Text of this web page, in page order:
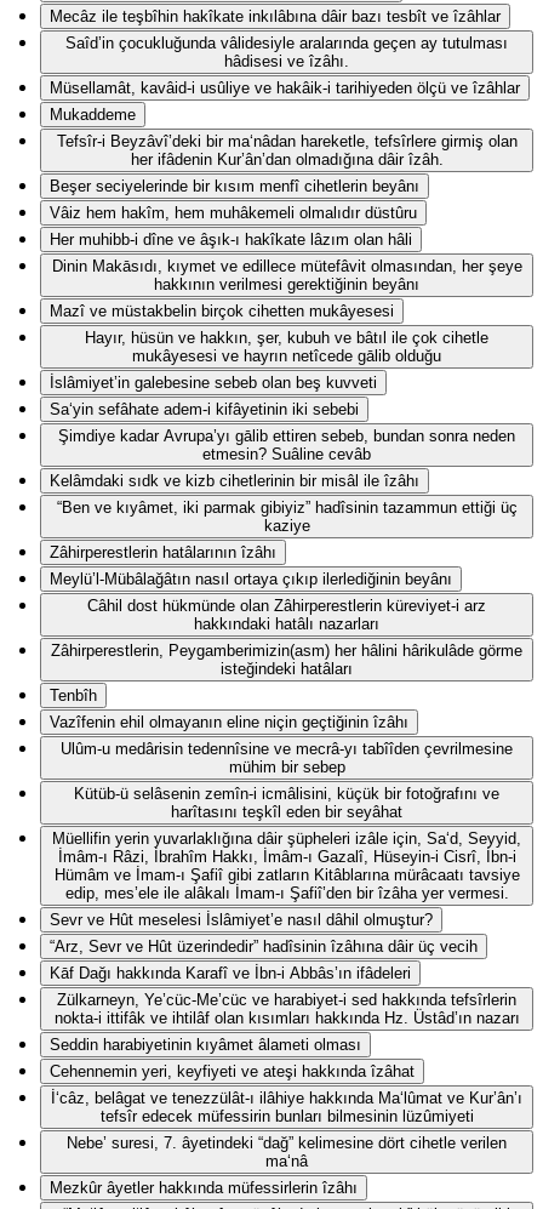
Mecâz ile teşbîhin hakîkate inkılâbına dâir bazı tesbît ve îzâhlar
Saîd’in çocukluğunda vâlidesiyle aralarında geçen ay tutulması
hâdisesi ve îzâhı.
Müsellamât, kavâid-i usûliye ve hakâik-i tarihiyeden ölçü ve îzâhlar
Mukaddeme
Tefsîr-i Beyzâvî’deki bir ma‘nâdan hareketle, tefsîrlere girmiş olan
her ifâdenin Kur’ân’dan olmadığına dâir îzâh.
Beşer seciyelerinde bir kısım menfî cihetlerin beyânı
Vâiz hem hakîm, hem muhâkemeli olmalıdır düstûru
Her muhibb-i dîne ve âşık-ı hakîkate lâzım olan hâli
Dinin Makāsıdı, kıymet ve edillece mütefâvit olmasından, her şeye
hakkının verilmesi gerektiğinin beyânı
Mazî ve müstakbelin birçok cihetten mukâyesesi
Hayır, hüsün ve hakkın, şer, kubuh ve bâtıl ile çok cihetle
mukâyesesi ve hayrın netîcede gālib olduğu
İslâmiyet’in galebesine sebeb olan beş kuvveti
Sa‘yin sefâhate adem-i kifâyetinin iki sebebi
Şimdiye kadar Avrupa’yı gālib ettiren sebeb, bundan sonra neden
etmesin? Suâline cevâb
Kelâmdaki sıdk ve kizb cihetlerinin bir misâl ile îzâhı
“Ben ve kıyâmet, iki parmak gibiyiz” hadîsinin tazammun ettiği üç
kaziye
Zâhirperestlerin hatâlarının îzâhı
Meylü’l-Mübâlağâtın nasıl ortaya çıkıp ilerlediğinin beyânı
Câhil dost hükmünde olan Zâhirperestlerin küreviyet-i arz
hakkındaki hatâlı nazarları
Zâhirperestlerin, Peygamberimizin(asm) her hâlini hârikulâde görme
isteğindeki hatâları
Tenbîh
Vazîfenin ehil olmayanın eline niçin geçtiğinin îzâhı
Ulûm-u medârisin tedennîsine ve mecrâ-yı tabîîden çevrilmesine
mühim bir sebep
Kütüb-ü selâsenin zemîn-i icmâlisini, küçük bir fotoğrafını ve
harîtasını teşkîl eden bir seyâhat
Müellifin yerin yuvarlaklığına dâir şüpheleri izâle için, Sa‘d, Seyyid,
İmâm-ı Râzi, İbrahîm Hakkı, İmâm-ı Gazalî, Hüseyin-i Cisrî, İbn-i
Hümâm ve İmam-ı Şafiî gibi zatların Kitâblarına mürâcaatı tavsiye
edip, mes’ele ile alâkalı İmam-ı Şafiî’den bir îzâha yer vermesi.
Sevr ve Hût meselesi İslâmiyet’e nasıl dâhil olmuştur?
“Arz, Sevr ve Hût üzerindedir” hadîsinin îzâhına dâir üç vecih
Kāf Dağı hakkında Karafî ve İbn-i Abbâs’ın ifâdeleri
Zülkarneyn, Ye’cüc-Me’cüc ve harabiyet-i sed hakkında tefsîrlerin
nokta-i ittifâk ve ihtilâf olan kısımları hakkında Hz. Üstâd’ın nazarı
Seddin harabiyetinin kıyâmet âlameti olması
Cehennemin yeri, keyfiyeti ve ateşi hakkında îzâhat
İ‘câz, belâgat ve tenezzülât-ı ilâhiye hakkında Ma‘lûmat ve Kur’ân’ı
tefsîr edecek müfessirin bunları bilmesinin lüzûmiyeti
Nebe’ suresi, 7. âyetindeki “dağ” kelimesine dört cihetle verilen
ma‘nâ
Mezkûr âyetler hakkında müfessirlerin îzâhı